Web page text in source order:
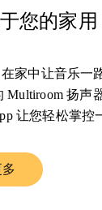
您的家
家中让音乐一
扬声
让您轻松掌控
Opens in New